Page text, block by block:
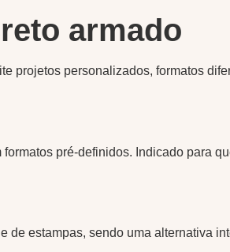
armado
projetos personalizados, formatos
pré-definidos. Indicado para
de estampas, sendo uma alternativa